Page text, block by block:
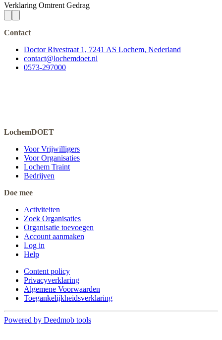
Verklaring Omtrent Gedrag
Contact
Doctor Rivestraat 1, 7241 AS Lochem, Nederland
contact@lochemdoet.nl
0573-297000
LochemDOET
Voor Vrijwilligers
Voor Organisaties
Lochem Traint
Bedrijven
Doe mee
Activiteiten
Zoek Organisaties
Organisatie toevoegen
Account aanmaken
Log in
Help
Content policy
Privacyverklaring
Algemene Voorwaarden
Toegankelijkheidsverklaring
Powered by Deedmob tools